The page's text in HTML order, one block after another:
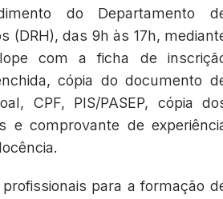
do Departamento
(DRH), das 9h às 17h,
com a ficha de
cópia do documento
CPF, PIS/PASEP, cópia
e comprovante de
para a formação